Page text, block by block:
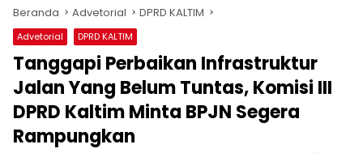
Beranda Advetorial DPRD KALTIM
Advetorial DPRD KALTIM
Tanggapi Perbaikan Infrastruktur
Jalan Yang Belum Tuntas, Komisi III
DPRD Kaltim Minta BPJN Segera
Rampungkan